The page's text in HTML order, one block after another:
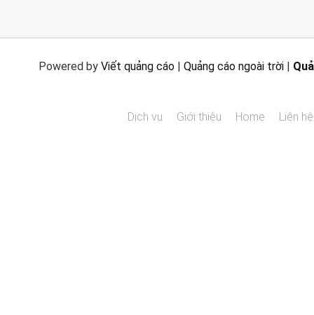
Powered by Viết quảng cáo Quảng cáo ngoài trời
Dịch vụ Giới thiệu Home Liên hệ